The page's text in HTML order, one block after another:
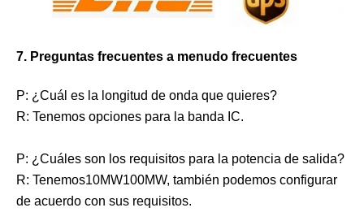
7. Preguntas frecuentes a menudo frecuentes
P: ¿Cuál es la longitud de onda que quieres?
R: Tenemos opciones para la banda IC.
P: ¿Cuáles son los requisitos para la potencia de salida?
R: Tenemos10MW100MW, también podemos configurar
de acuerdo con sus requisitos.